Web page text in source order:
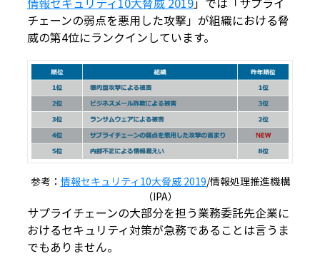
チェーンの弱点を悪用した攻撃」が組織における脅
威の第4位にランクインしています。
参考： 情報セキュリティ10大脅威 2019/情報処理推進機構
（IPA）
サプライチェーンの大部分を担う業務委託先企業に
おけるセキュリティ対策が急務であることは言うま
でもありません。